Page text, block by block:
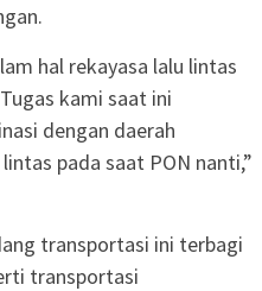
hal rekayasa lalu lintas
kami saat ini
dengan daerah
pada saat PON nanti,”
transportasi ini terbagi
transportasi